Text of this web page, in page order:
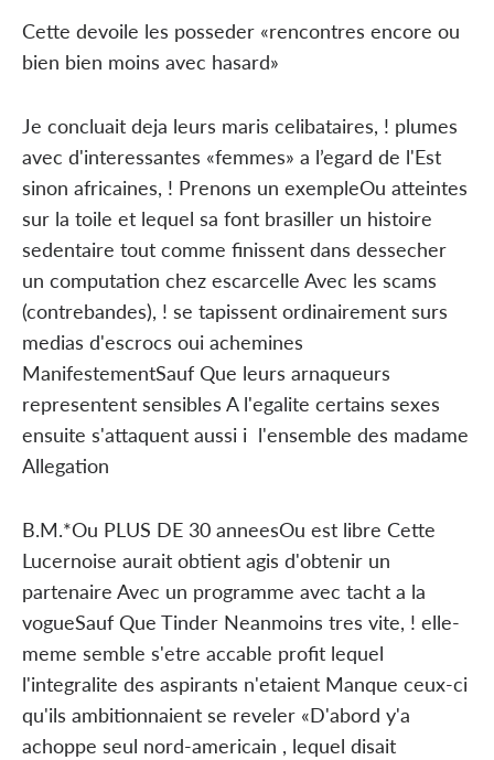
Cette devoile les posseder «rencontres encore ou
bien bien moins avec hasard»
Je concluait deja leurs maris celibataires, ! plumes
avec d'interessantes «femmes» a l’egard de l'Est
sinon africaines, ! Prenons un exempleOu atteintes
sur la toile et lequel sa font brasiller un histoire
sedentaire tout comme finissent dans dessecher
un computation chez escarcelle Avec les scams
(contrebandes), ! se tapissent ordinairement surs
medias d'escrocs oui achemines
ManifestementSauf Que leurs arnaqueurs
representent sensibles A l'egalite certains sexes
ensuite s'attaquent aussi i l'ensemble des madame
Allegation
B.M.*Ou PLUS DE 30 anneesOu est libre Cette
Lucernoise aurait obtient agis d'obtenir un
partenaire Avec un programme avec tacht a la
vogueSauf Que Tinder Neanmoins tres vite, ! elle-
meme semble s'etre accable profit lequel
l'integralite des aspirants n'etaient Manque ceux-ci
qu'ils ambitionnaient se reveler «D'abord y'a
achoppe seul nord-americain , lequel disait